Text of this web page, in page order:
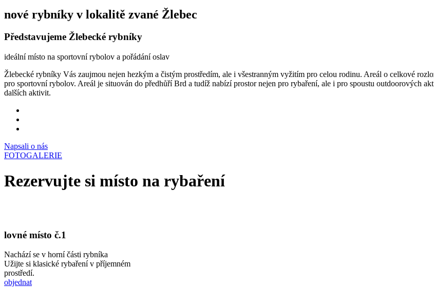
nové rybníky v lokalitě zvané Žlebec
Představujeme Žlebecké rybníky
ideální místo na sportovní rybolov a pořádání oslav
Žlebecké rybníky Vás zaujmou nejen hezkým a čistým prostředím, ale i všestranným vyžitím pro celou rodinu. Areál o celkové
pro sportovní rybolov. Areál je situován do předhůří Brd a tudíž nabízí prostor nejen pro rybaření, ale i pro spoustu outdoorových
dalších aktivit.
Napsali o nás
FOTOGALERIE
Rezervujte si místo na rybaření
lovné místo č.1
Nachází se v horní části rybníka
Užijte si klasické rybaření v příjemném
prostředí.
objednat